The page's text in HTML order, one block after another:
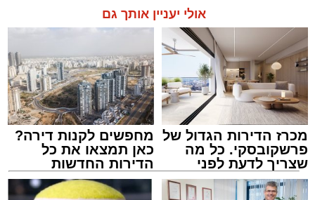
אולי יעניין אותך גם
מכרז הדירות הגדול של
פרשקובסקי. כל מה
שצריך לדעת לפני
שמגישים הצעה לדירה
באשדוד
מחפשים לקנות דירה?
כאן תמצאו את כל
הדירות החדשות
למכירה באשדוד >>>